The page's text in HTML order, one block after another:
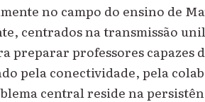
no campo do ensino de
centrados na transmissão
preparar professores capazes
pela conectividade, pela
central reside na